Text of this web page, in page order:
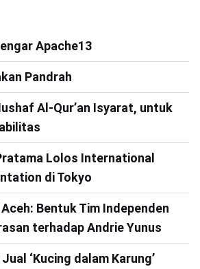
Apache13
Pandrah
Al-Qur’an Isyarat, untuk
Lolos International
di Tokyo
Bentuk Tim Independen
terhadap Andrie Yunus
‘Kucing dalam Karung’